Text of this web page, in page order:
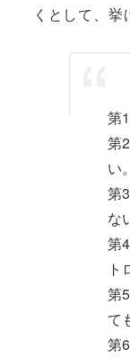
くとして、挙
第
第
い。
第
な
第
ト
第
て
第